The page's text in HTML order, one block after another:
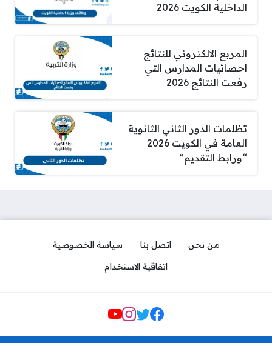
الداخلية الكويت 2026
المربع الالكتروني للنتائج
احصائيات المدارس التي
رفعت النتائج 2026
تظلمات الدور الثاني الثانوية
العامة في الكويت 2026
“ورابط التقديم”
من نحن اتصل بنا
سياسة الخصوصية
اتفاقية الاستخدام
Social Links